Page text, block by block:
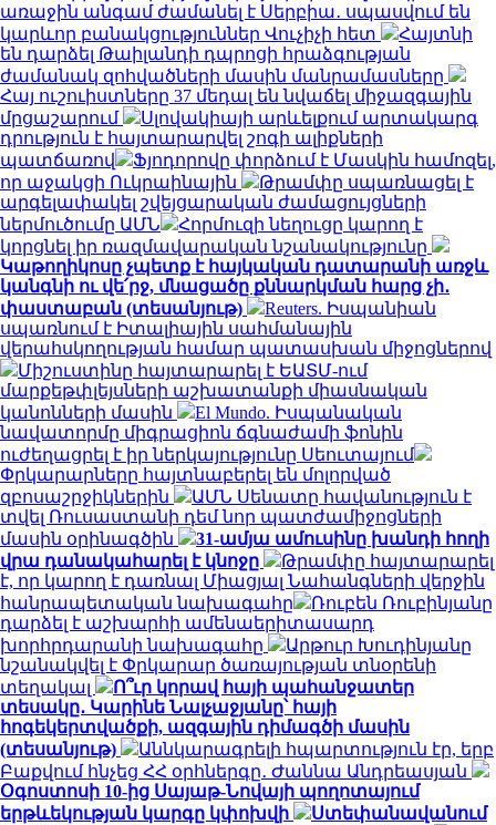
առաջին անգամ ժամանել է Սերբիա․ սպասվում են
կարևոր բանակցություններ Վուչիչի հետ
Հայտնի
են դարձել Թաիլանդի դպրոցի հրաձգության
ժամանակ զոհվածների մասին մանրամասները
Հայ ուշուիստները 37 մեդալ են նվաճել միջազգային
մրցաշարում
Սլովակիայի արևելքում արտակարգ
դրություն է հայտարարվել շոգի ալիքների
պատճառով
Ֆյոդորովը փորձում է Մասկին համոզել,
որ աջակցի Ուկրաինային
Թրամփը սպառնացել է
արգելափակել շվեյցարական ժամացույցների
ներմուծումը ԱՄՆ
Հորմուզի նեղուցը կարող է
կորցնել իր ռազմավարական նշանակությունը
Կաթողիկոսը չպետք է հայկական դատարանի առջև
կանգնի ու վե՛րջ, մնացածը քննարկման հարց չի․
փաստաբան (տեսանյութ)
Reuters. Իսպանիան
սպառնում է Իտալիային սահմանային
վերահսկողության համար պատասխան միջոցներով
Միշուստինը հայտարարել է ԵԱՏՄ-ում
մարքեթփլեյսների աշխատանքի միասնական
կանոնների մասին
El Mundo. Իսպանական
նավատորմը միգրացիոն ճգնաժամի ֆոնին
ուժեղացրել է իր ներկայությունը Սեուտայում
Փրկարարները հայտնաբերել են մոլորված
զբոսաշրջիկներին
ԱՄՆ Սենատը հավանություն է
տվել Ռուսաստանի դեմ նոր պատժամիջոցների
մասին օրինագծին
31-ամյա ամուսինը խանդի հողի
վրա դանակահարել է կնոջը
Թրամփը հայտարարել
է, որ կարող է դառնալ Միացյալ Նահանգների վերջին
հանրապետական ​​նախագահը
Ռուբեն Ռուբինյանը
դարձել է աշխարհի ամենաերիտասարդ
խորհրդարանի նախագահը
Արթուր Խուդինյանը
նշանակվել է Փրկարար ծառայության տնօրենի
տեղակալ
Ո՞ւր կորավ հայի պահանջատեր
տեսակը․ Կարինե Նալչաջյանը՝ հայի
հոգեկերտվածքի, ազգային դիմագծի մասին
(տեսանյութ)
Աննկարագրելի հպարտություն էր, երբ
Բաքվում հնչեց ՀՀ օրհներգը․ Ժաննա Անդրեասյան
Օգոստոսի 10-ից Սայաթ-Նովայի պողոտայում
երթևեկության կարգը կփոխվի
Ստեփանավանում